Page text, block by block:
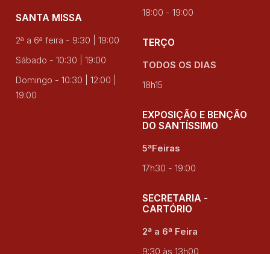
SANTA MISSA
2ª a 6ª feira - 9:30 | 19:00
Sábado - 10:30 | 19:00
Domingo - 10:30 | 12:00 |
19:00
18:00 - 19:00
TERÇO
TODOS OS DIAS
18h15
EXPOSIÇÃO E BENÇÃO
DO SANTÍSSIMO
5ªFeiras
17h30 - 19:00
SECRETARIA -
CARTÓRIO
2ª a 6ª Feira
9:30 às 13h00